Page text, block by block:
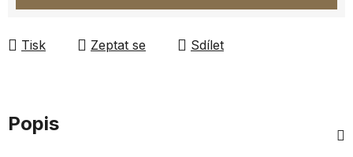
Tisk Zeptat se Sdílet
Popis